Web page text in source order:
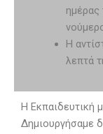
ημέρας
Η
λεπτά
Η Εκπαιδευτική
Δημιουργήσαμε